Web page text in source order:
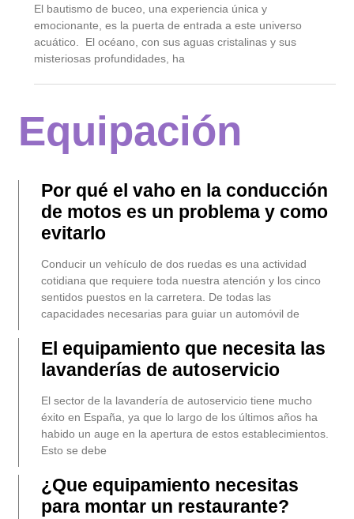
El bautismo de buceo, una experiencia única y
emocionante, es la puerta de entrada a este universo
acuático. El océano, con sus aguas cristalinas y sus
misteriosas profundidades, ha
Equipación
Por qué el vaho en la conducción
de motos es un problema y como
evitarlo
Conducir un vehículo de dos ruedas es una actividad
cotidiana que requiere toda nuestra atención y los cinco
sentidos puestos en la carretera. De todas las
capacidades necesarias para guiar un automóvil de
El equipamiento que necesita las
lavanderías de autoservicio
El sector de la lavandería de autoservicio tiene mucho
éxito en España, ya que lo largo de los últimos años ha
habido un auge en la apertura de estos establecimientos.
Esto se debe
¿Que equipamiento necesitas
para montar un restaurante?